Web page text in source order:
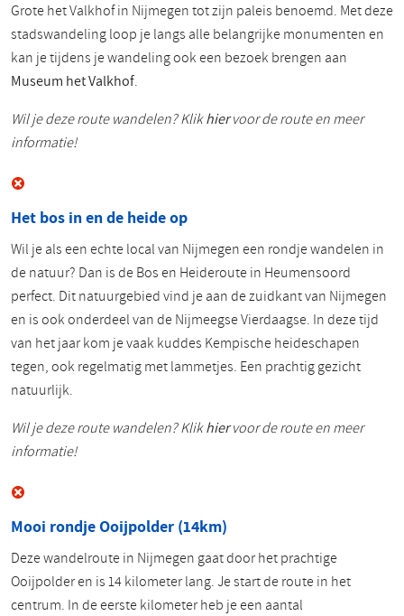
Grote het Valkhof in Nijmegen tot zijn paleis benoemd. Met deze
stadswandeling loop je langs alle belangrijke monumenten en
kan je tijdens je wandeling ook een bezoek brengen aan
Museum het Valkhof.
Wil je deze route wandelen? Klikhiervoor de route en meer
informatie!
Het bos in en de heide op
Wil je als een echte local van Nijmegen een rondje wandelen in
de natuur? Dan is de Bos en Heideroute in Heumensoord
perfect. Dit natuurgebied vind je aan de zuidkant van Nijmegen
en is ook onderdeel van de Nijmeegse Vierdaagse. In deze tijd
van het jaar kom je vaak kuddes Kempische heideschapen
tegen, ook regelmatig met lammetjes. Een prachtig gezicht
natuurlijk.
Wil je deze route wandelen? Klikhiervoor de route en meer
informatie!
Mooi rondje Ooijpolder (14km)
Deze wandelroute in Nijmegen gaat door het prachtige
Ooijpolder en is 14 kilometer lang. Je start de route in het
centrum. In de eerste kilometer heb je een aantal